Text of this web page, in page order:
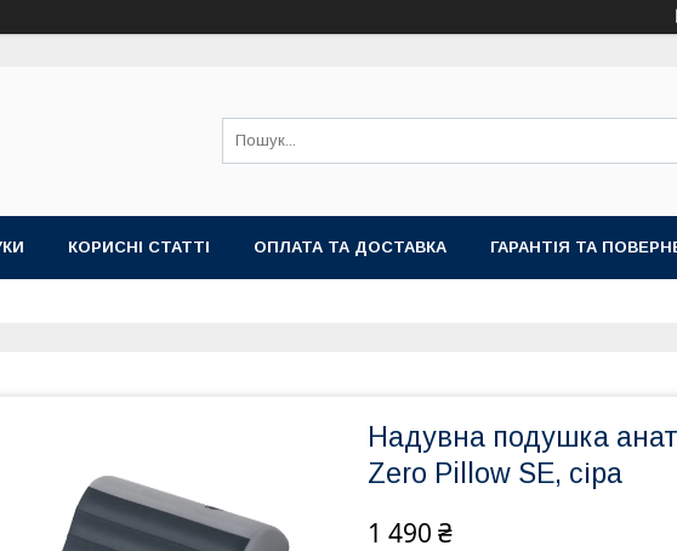
КОРИСНІ СТАТТІ ОПЛАТА ТА ДОСТАВКА ГАРАНТІЯ ТА
Надувна подушка
Zero Pillow SE, сіра
1 490 ₴